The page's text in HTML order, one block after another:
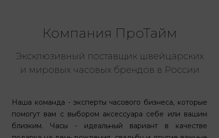
Компания ПроТайм
Эксклюзивный поставщик швейцарских
и мировых часовых брендов в России
Наша команда - эксперты часового бизнеса, которые
помогут вам с выбором аксессуара себе или вашим
близким. Часы - идеальный вариант в качестве